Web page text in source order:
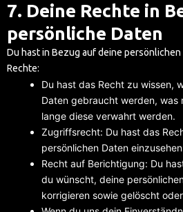
7. Deine Rechte in
persönliche Daten
Du hast in Bezug auf deine
Rechte:
Du hast das Recht zu wissen,
Daten gebraucht werden, was
lange diese verwahrt werden.
Zugriffsrecht: Du hast das
persönlichen Daten
Recht auf Berichtigung: Du
du wünscht, deine
korrigieren sowie gelöscht